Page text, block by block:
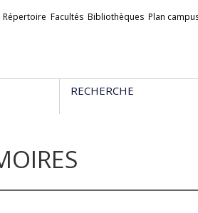
Liens
Répertoire Facultés Bibliothèques Plan
RECHERCHE